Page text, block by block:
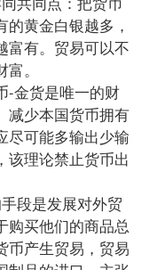
黄金白银越多，
富有。贸易可以不
。
金货是唯一的财
减少本国货币拥有
尽可能多输出少输
该理论禁止货币出
段是发展对外贸
购买他们的商品总
币产生贸易，贸易